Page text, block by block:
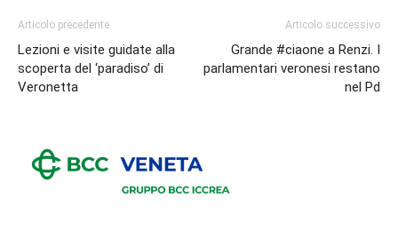
Articolo precedente
Lezioni e visite guidate alla
scoperta del ‘paradiso’ di
Veronetta
Articolo successivo
Grande #ciaone a Renzi. I
parlamentari veronesi restano
nel Pd